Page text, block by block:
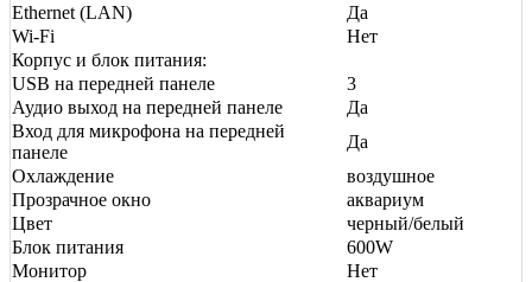
Ethernet (LAN)
Да
Wi-Fi
Нет
Корпус и блок питания:
USB на передней панеле
3
Аудио выход на передней панеле
Да
Вход для микрофона на передней
панеле
Да
Охлаждение
воздушное
Прозрачное окно
аквариум
Цвет
черный/белый
Блок питания
600W
Монитор
Нет